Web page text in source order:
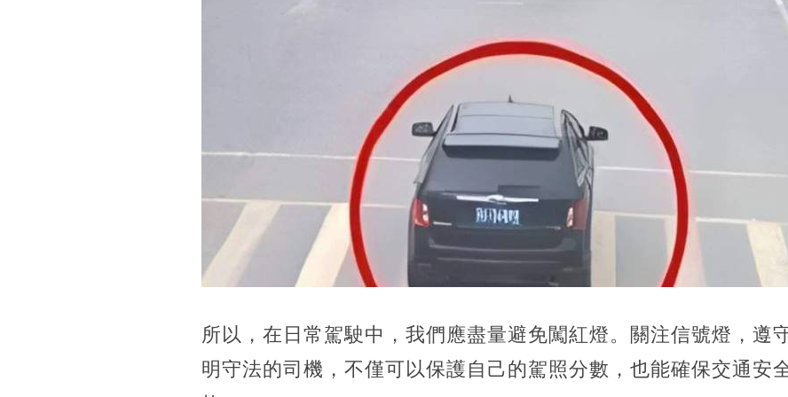
所以，在日常駕駛中，我們應盡量避免闖紅燈。關注信號燈，遵
明守法的司機，不僅可以保護自己的駕照分數，也能確保交通安